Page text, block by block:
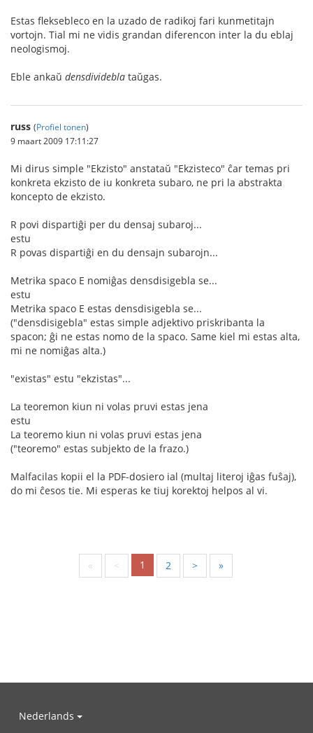
Estas fleksebleco en la uzado de radikoj fari kunmetitajn
vortojn. Tial mi ne vidis grandan diferencon inter la du eblaj
neologismoj.
Eble ankaŭ densdividebla taŭgas.
russ (Profiel tonen)
9 maart 2009 17:11:27
Mi dirus simple "Ekzisto" anstataŭ "Ekzisteco" ĉar temas pri
konkreta ekzisto de iu konkreta subaro, ne pri la abstrakta
koncepto de ekzisto.
R povi dispartiĝi per du densaj subaroj...
estu
R povas dispartiĝi en du densajn subarojn...
Metrika spaco E nomiĝas densdisigebla se...
estu
Metrika spaco E estas densdisigebla se...
("densdisigebla" estas simple adjektivo priskribanta la
spacon; ĝi ne estas nomo de la spaco. Same kiel mi estas alta,
mi ne nomiĝas alta.)
"existas" estu "ekzistas"...
La teoremon kiun ni volas pruvi estas jena
estu
La teoremo kiun ni volas pruvi estas jena
("teoremo" estas subjekto de la frazo.)
Malfacilas kopii el la PDF-dosiero ial (multaj literoj iĝas fuŝaj),
do mi ĉesos tie. Mi esperas ke tiuj korektoj helpos al vi.
« < 1 2 > »
Nederlands